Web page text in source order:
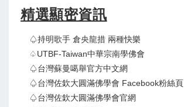
精選顯密資訊
♤持明歌手 倉央龍措 兩種快樂
♤UTBF-Taiwan中華宗南學佛會
♤台灣蘇曼噶舉官方中文網
♤台灣佐欽大圓滿佛學會 Facebook粉絲頁
♤台灣佐欽大圓滿佛學會官網